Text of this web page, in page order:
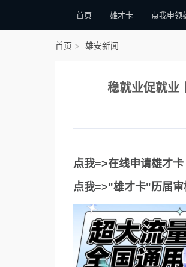
首页 雄才卡 点我申领
首页 雄安新闻
稳就业促就业
点我=>在线申请雄才卡
点我=>"雄才卡"历届